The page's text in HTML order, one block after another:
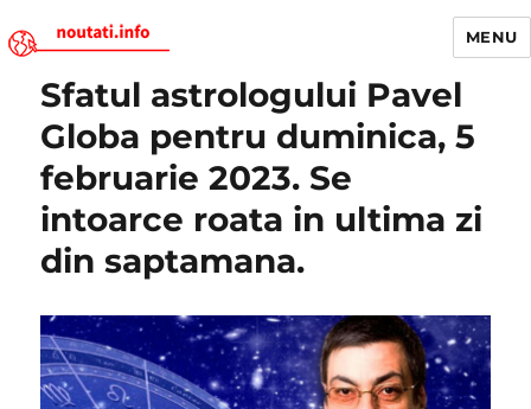
Noutati.Info
MENU
Sfatul astrologului Pavel
Globa pentru duminica, 5
februarie 2023. Se
intoarce roata in ultima zi
din saptamana.